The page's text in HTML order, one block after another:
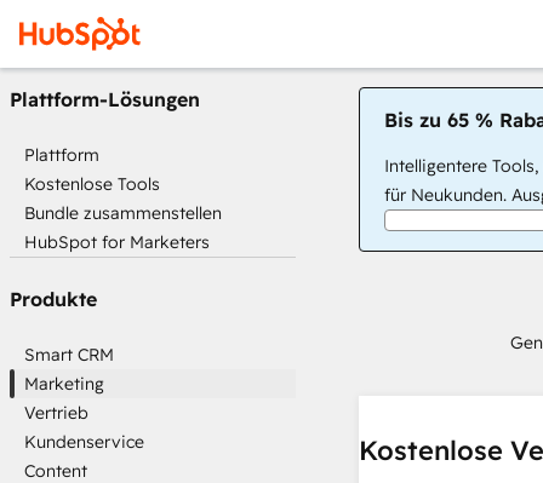
Plattform-Lösungen
Plattform
Kostenlose Tools
Bundle zusammenstellen
HubSpot for Marketers
Produkte
Smart CRM
Marketing
Vertrieb
Kundenservice
Content
Bis zu 65 %
Intelligentere
für Neukunden.
Kostenlose